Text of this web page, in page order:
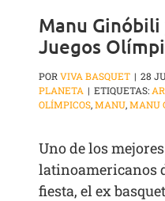
Manu Ginóbili
Juegos
PORVIVA BASQUET | 28
PLANETA | ETIQUETAS:
OLÍMPICOS,MANU,MANU
Uno de los
latinoamericanos
fiesta, el ex